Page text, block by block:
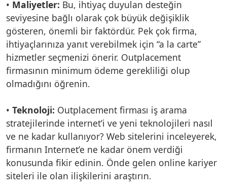
• Maliyetler: Bu, ihtiyaç duyulan desteğin
seviyesine bağlı olarak çok büyük değişiklik
gösteren, önemli bir faktördür. Pek çok firma,
ihtiyaçlarınıza yanıt verebilmek için “a la carte”
hizmetler seçmenizi önerir. Outplacement
firmasının minimum ödeme gerekliliği olup
olmadığını öğrenin.
• Teknoloji: Outplacement firması iş arama
stratejilerinde internet’i ve yeni teknolojileri nasıl
ve ne kadar kullanıyor? Web sitelerini inceleyerek,
firmanın Internet’e ne kadar önem verdiği
konusunda fikir edinin. Önde gelen online kariyer
siteleri ile olan ilişkilerini araştırın.